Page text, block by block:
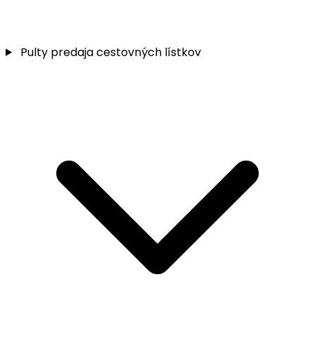
Pulty predaja cestovných lístkov